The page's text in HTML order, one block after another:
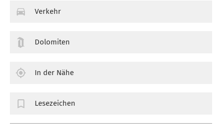
Verkehr
Dolomiten
In der Nähe
Lesezeichen